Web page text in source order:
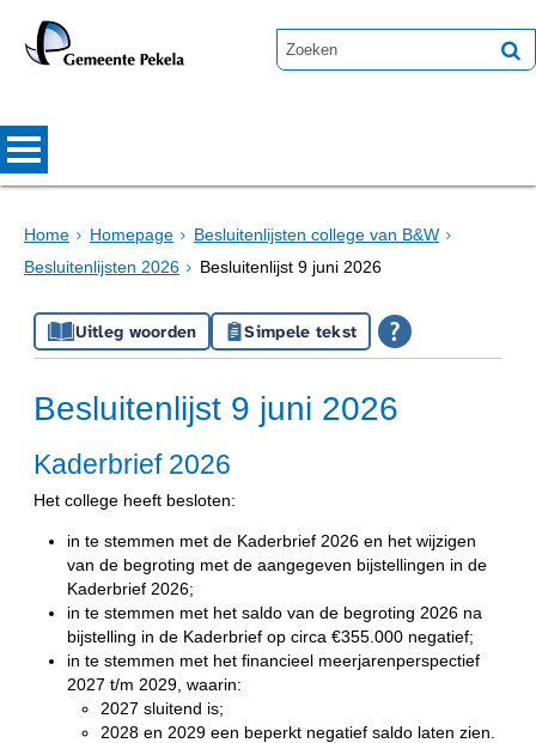
Home Homepage
Besluitenlijsten college van B&W
Besluitenlijsten 2026
Besluitenlijst 9 juni 2026
Uitleg woorden Simpele tekst
Besluitenlijst 9 juni 2026
Kaderbrief 2026
Het college heeft besloten:
in te stemmen met de Kaderbrief 2026 en het wijzigen
van de begroting met de aangegeven bijstellingen in de
Kaderbrief 2026;
in te stemmen met het saldo van de begroting 2026 na
bijstelling in de Kaderbrief op circa €355.000 negatief;
in te stemmen met het financieel meerjarenperspectief
2027 t/m 2029, waarin:
2027 sluitend is;
2028 en 2029 een beperkt negatief saldo laten zien.